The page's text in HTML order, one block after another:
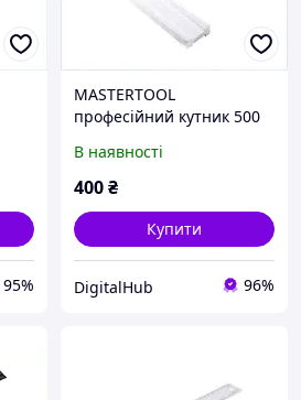
95%
MASTERTOOL
професійний кутник 500
T7233KB394
В наявності
400₴
Купити
DigitalHub 96%